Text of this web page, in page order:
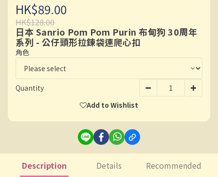
HK$89.00
HK$128.00
日本 Sanrio Pom Pom Purin 布甸狗 30周年
系列 - 公仔頭形拉鍊袋連爬心扣
角色
Quantity
Add to Wishlist
Description Details Recommended